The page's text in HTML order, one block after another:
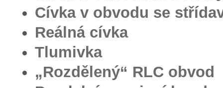
Cívka v obvodu se
Reálná cívka
Tlumivka
„Rozdělený“ RLC obvod